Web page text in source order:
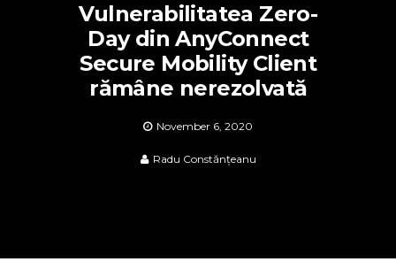
Vulnerabilitatea Zero-
Day din AnyConnect
Secure Mobility Client
rămâne nerezolvată
November 6, 2020
Radu Constănțeanu